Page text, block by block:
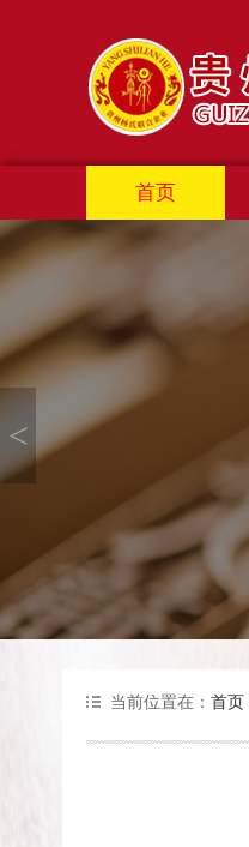
首页
<
当前位置在： 首页